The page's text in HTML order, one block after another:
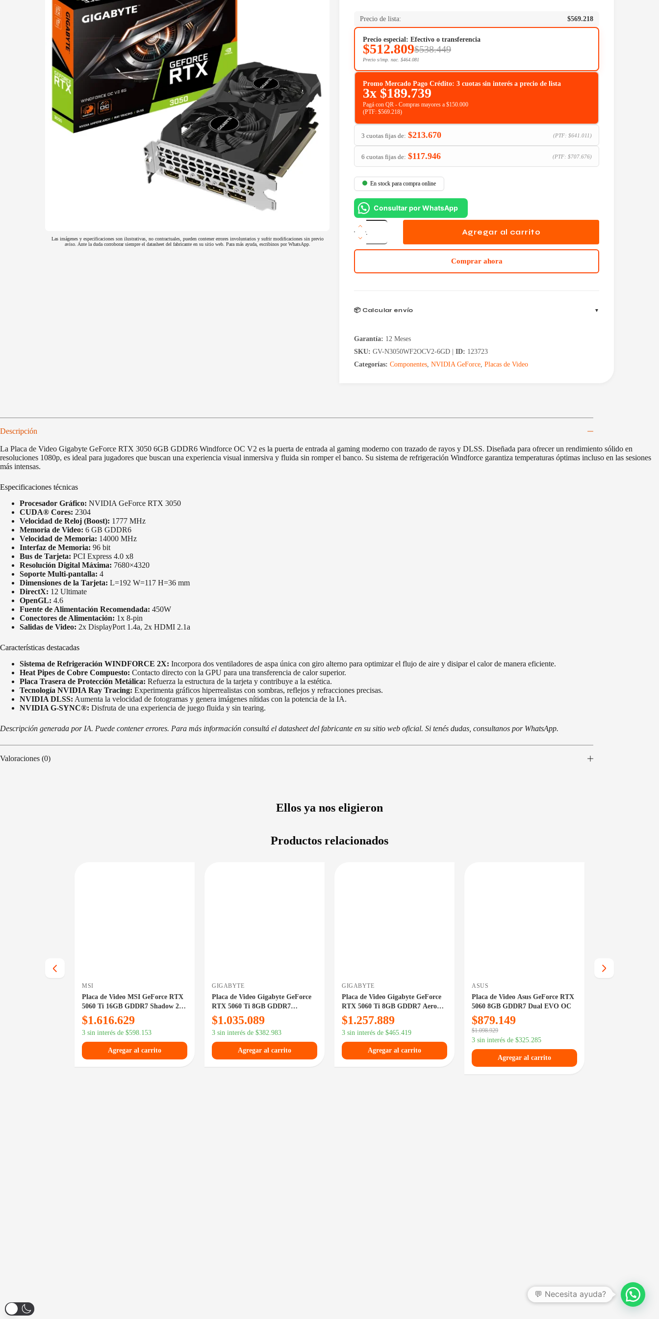
Las imágenes y especificaciones son ilustrativas, no contractuales, pueden contener errores involuntarios y sufrir modificaciones sin previo
aviso. Ante la duda corroborar siempre el datasheet del fabricante en su sitio web. Para más ayuda, escribinos por WhatsApp.
Precio de lista: $569.218
Precio especial: Efectivo o transferencia
$512.809$538.449
Precio s/imp. nac. $464.081
Promo Mercado Pago Crédito: 3 cuotas sin interés a precio de lista
3x $189.739
Pagá con QR - Compras mayores a $150.000
(PTF: $569.218)
3 cuotas fijas de: $213.670 (PTF: $641.011 )
6 cuotas fijas de: $117.946 (PTF: $707.676)
En stock para compra online
Consultar por WhatsApp
Placa
de
Video
Gigabyte
3050
OC
V2
Agregar al carrito
Comprar ahora
📦 Calcular envío
Garantía: 12 Meses
SKU: GV-N3050WF2OCV2-6GD | ID: 123723
Categorías: Componentes, NVIDIA GeForce, Placas de Video
Descripción
La Placa de Video Gigabyte GeForce RTX 3050 6GB GDDR6 Windforce OC V2 es la puerta de entrada al gaming moderno con trazado de rayos y DLSS. Diseñada para ofrecer un rendimiento sólido en
resoluciones 1080p, es ideal para jugadores que buscan una experiencia visual inmersiva y fluida sin romper el banco. Su sistema de refrigeración Windforce garantiza temperaturas óptimas incluso en las sesiones
más intensas.
Especificaciones técnicas
Procesador Gráfico: NVIDIA GeForce RTX 3050
CUDA® Cores: 2304
Velocidad de Reloj (Boost): 1777 MHz
Memoria de Video: 6 GB GDDR6
Velocidad de Memoria: 14000 MHz
Interfaz de Memoria: 96 bit
Bus de Tarjeta: PCI Express 4.0 x8
Resolución Digital Máxima: 7680×4320
Soporte Multi-pantalla: 4
Dimensiones de la Tarjeta: L=192 W=117 H=36 mm
DirectX: 12 Ultimate
OpenGL: 4.6
Fuente de Alimentación Recomendada: 450W
Conectores de Alimentación: 1x 8-pin
Salidas de Video: 2x DisplayPort 1.4a, 2x HDMI 2.1a
Características destacadas
Sistema de Refrigeración WINDFORCE 2X: Incorpora dos ventiladores de aspa única con giro alterno para optimizar el flujo de aire y disipar el calor de manera eficiente.
Heat Pipes de Cobre Compuesto: Contacto directo con la GPU para una transferencia de calor superior.
Placa Trasera de Protección Metálica: Refuerza la estructura de la tarjeta y contribuye a la estética.
Tecnología NVIDIA Ray Tracing: Experimenta gráficos hiperrealistas con sombras, reflejos y refracciones precisas.
NVIDIA DLSS: Aumenta la velocidad de fotogramas y genera imágenes nítidas con la potencia de la IA.
NVIDIA G-SYNC®: Disfruta de una experiencia de juego fluida y sin tearing.
Descripción generada por IA. Puede contener errores. Para más información consultá el datasheet del fabricante en su sitio web oficial. Si tenés dudas, consultanos por WhatsApp.
Valoraciones (0)
Ellos ya nos eligieron
Productos relacionados
MSI
Placa de Video MSI GeForce RTX
5060 Ti 16GB GDDR7 Shadow 2X
OC Plus
$1.616.629
3 sin interés de $598.153
Agregar al carrito
GIGABYTE
Placa de Video Gigabyte GeForce
RTX 5060 Ti 8GB GDDR7
Windforce OC
$1.035.089
3 sin interés de $382.983
Agregar al carrito
GIGABYTE
Placa de Video Gigabyte GeForce
RTX 5060 Ti 8GB GDDR7 Aero
OC
$1.257.889
3 sin interés de $465.419
Agregar al carrito
ASUS
Placa de Video Asus GeForce RTX
5060 8GB GDDR7 Dual EVO OC
$879.149
$1.098.929
3 sin interés de $325.285
Agregar al carrito